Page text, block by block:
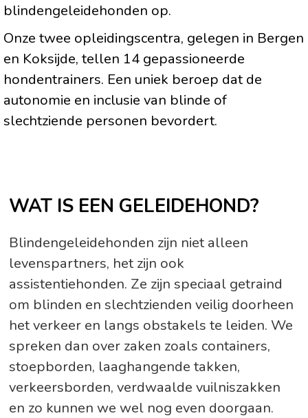
blindengeleidehonden op.
Onze twee opleidingscentra, gelegen in Bergen
en Koksijde, tellen 14 gepassioneerde
hondentrainers. Een uniek beroep dat de
autonomie en inclusie van blinde of
slechtziende personen bevordert.
WAT IS EEN GELEIDEHOND?
Blindengeleidehonden zijn niet alleen
levenspartners, het zijn ook
assistentiehonden. Ze zijn speciaal getraind
om blinden en slechtzienden veilig doorheen
het verkeer en langs obstakels te leiden. We
spreken dan over zaken zoals containers,
stoepborden, laaghangende takken,
verkeersborden, verdwaalde vuilniszakken
en zo kunnen we wel nog even doorgaan.